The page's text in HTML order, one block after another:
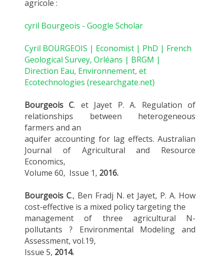
agricole :
‪cyril Bourgeois‬ - ‪Google Scholar‬
Cyril BOURGEOIS | Economist | PhD | French
Geological Survey, Orléans | BRGM |
Direction Eau, Environnement, et
Ecotechnologies (researchgate.net)
Bourgeois C. et Jayet P. A. Regulation of
relationships between heterogeneous
farmers and an
aquifer accounting for lag effects. Australian
Journal of Agricultural and Resource
Economics,
Volume 60, Issue 1, 2016.
Bourgeois C., Ben Fradj N. et Jayet, P. A. How
cost-effective is a mixed policy targeting the
management of three agricultural N-
pollutants ? Environmental Modeling and
Assessment, vol.19,
Issue 5, 2014.